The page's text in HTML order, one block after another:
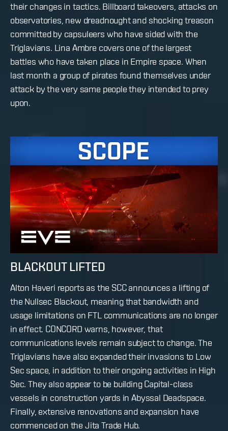
their changes in tactics. Billboard takeovers, attacks on
observatories, new dreadnought and shocking treason
committed by capsuleers who have sided with the
Triglavians. Lina Ambre covers one of the largest
battles who have taken place in Empire space. When
last month a group of pirates found themselves under
attack by the very same people they intended to prey
upon.
BLACKOUT LIFTED
Alton Haveri reports as the SCC announces a lifting of
the Nullsec Blackout, meaning that bandwidth and
usage limitations on FTL communications are no longer
in effect. CONCORD warns, however, that
communications levels remain subject to change. The
Triglavians have also expanded their invasions to Low
Sec space, in addition to their ongoing activities in High
Sec. They also appear to be building Capital-class
vessels in construction yards in Abyssal Deadspace.
Finally, extensive renovations and expansion have
commenced on the Jita Trade Hub.